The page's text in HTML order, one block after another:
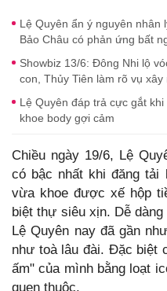
Lệ Quyên ẩn ý nguyên nhân
Bảo Châu có phản ứng bất
Showbiz 13/6: Đông Nhi lộ
con, Thủy Tiên làm rõ vụ xây
Lệ Quyên đáp trả cực gắt
khoe body gợi cảm
Chiều ngày 19/6, Lệ
có bậc nhất khi đăng
vừa khoe được xế hộp
biệt thự siêu xịn. Dễ
Lệ Quyên nay đã gần
như toà lâu đài. Đặc biệt
ấm" của mình bằng loạt
quen thuộc.